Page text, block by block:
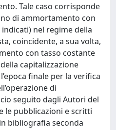
Tale caso corrisponde
di ammortamento con
nel regime della
coincidente, a sua volta,
con tasso costante
capitalizzazione
finale per la verifica
di
seguito dagli Autori del
le pubblicazioni e scritti
bibliografia seconda